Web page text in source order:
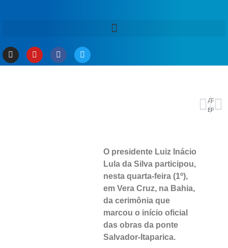
O presidente Luiz Inácio
Lula da Silva participou,
nesta quarta-feira (1º),
em Vera Cruz, na Bahia,
da cerimônia que
marcou o início oficial
das obras da ponte
Salvador-Itaparica.
ANTERIOR
BC endurece regras para empresas de ativos virtuais no Brasil
PRÓXIMO
PGR defende que Bolsonaro seja mantido em prisão domiciliar